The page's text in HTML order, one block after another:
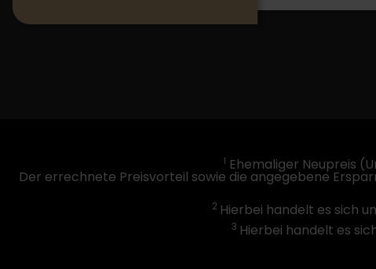
1 Ehemaliger Neupreis
Der errechnete Preisvorteil sowie die angegebene
2 Hierbei handelt es sich
3 Hierbei handelt es